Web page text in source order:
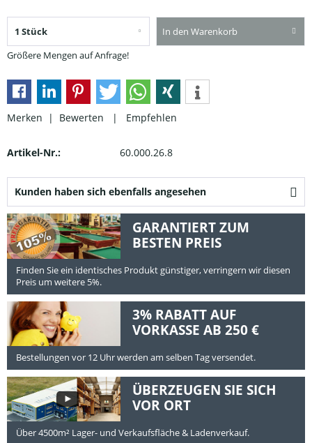
Größere Mengen auf Anfrage!
In den Warenkorb
Merken | Bewerten | Empfehlen
Artikel-Nr.: 60.000.26.8
Kunden haben sich ebenfalls angesehen
GARANTIERT ZUM
BESTEN PREIS
Finden Sie ein identisches Produkt günstiger, verringern wir diesen
Preis um weitere 5%.
3% RABATT AUF
VORKASSE AB 250 €
Bestellungen vor 12 Uhr werden am selben Tag versendet.
ÜBERZEUGEN SIE SICH
VOR ORT
Über 4500m² Lager- und Verkaufsfläche & Ladenverkauf.